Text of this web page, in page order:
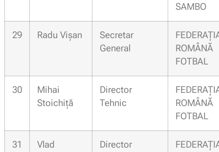
SAMBO
29 Radu Vișan
Secretar
General
FOTBAL
30
Mihai
Stoichiță
Director
Tehnic
FOTBAL
31
Vlad
Director